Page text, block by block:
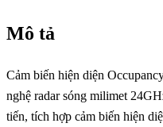
Mô tả
Cảm biến hiện diện
nghệ radar sóng milimet
tiến, tích hợp cảm biến hiện